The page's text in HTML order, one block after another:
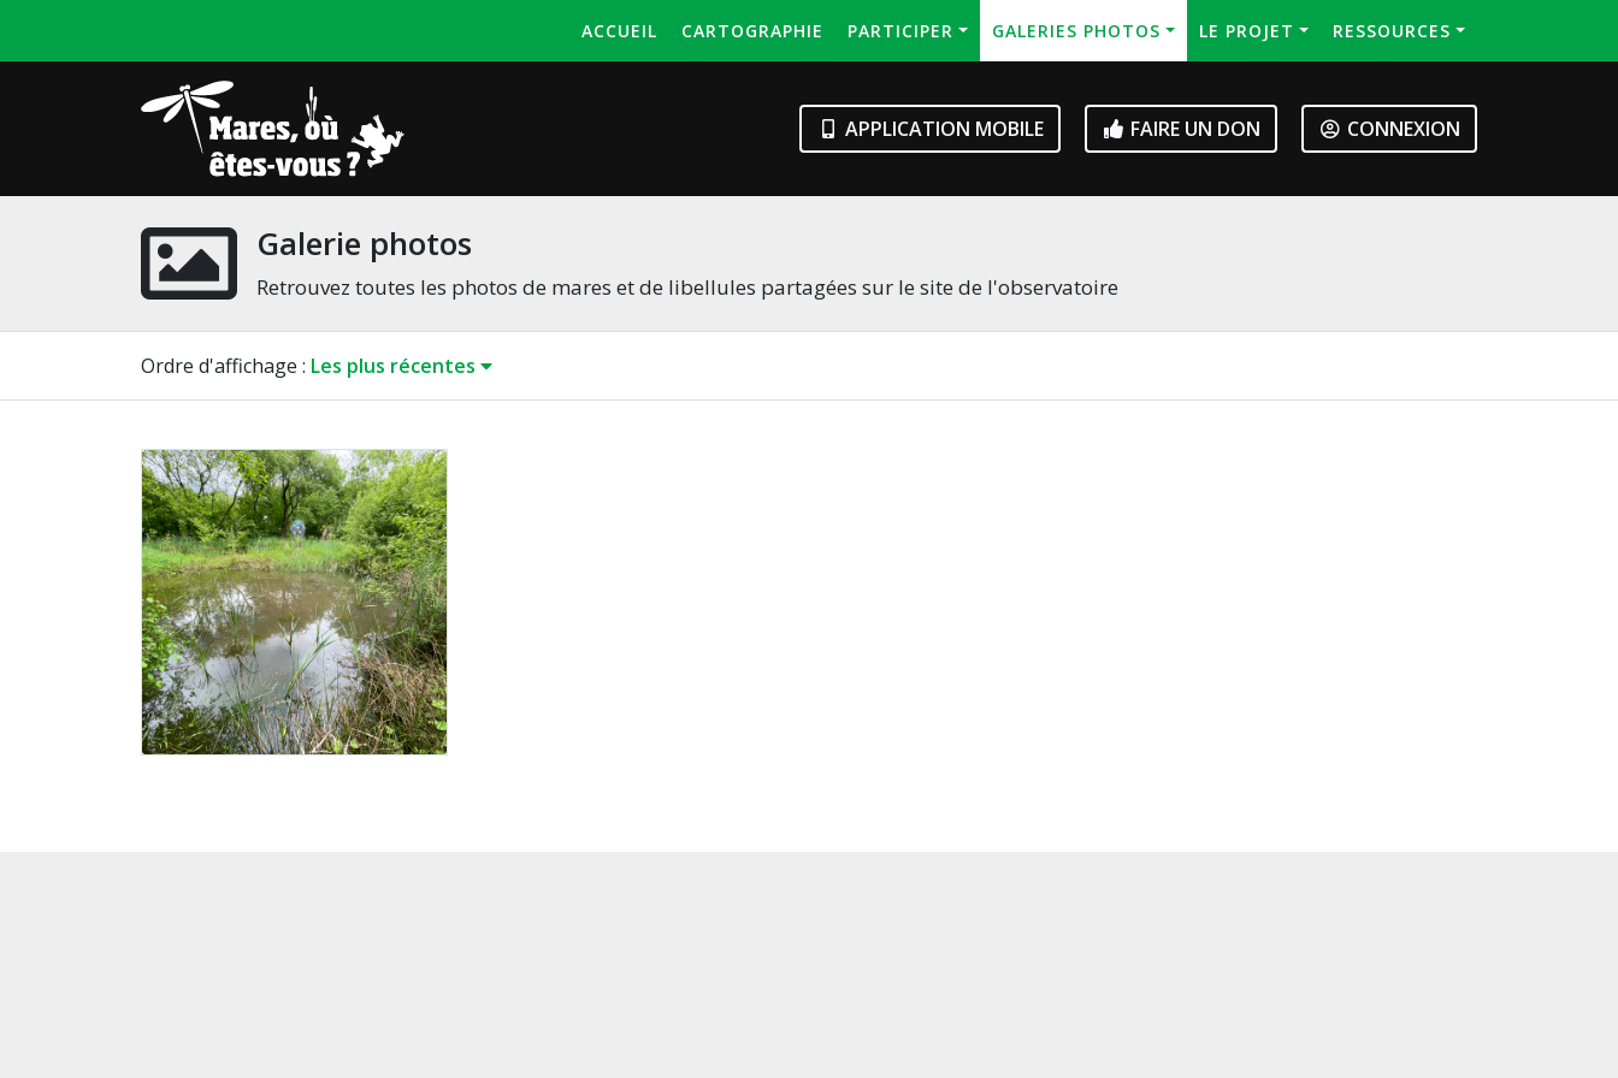
ACCUEIL CARTOGRAPHIE PARTICIPER GALERIES PHOTOS LE PROJET RESSOURCES
APPLICATION MOBILE FAIRE UN DON CONNEXION
Galerie photos
Retrouvez toutes les photos de mares et de libellules partagées sur le site de l'observatoire
Ordre d'affichage : Les plus récentes